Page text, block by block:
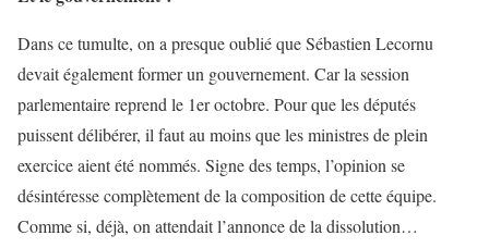
Dans ce tumulte, on a presque oublié que Sébastien Lecornu
devait également former un gouvernement. Car la session
parlementaire reprend le 1er octobre. Pour que les députés
puissent délibérer, il faut au moins que les ministres de plein
exercice aient été nommés. Signe des temps, l’opinion se
désintéresse complètement de la composition de cette équipe.
Comme si, déjà, on attendait l’annonce de la dissolution…